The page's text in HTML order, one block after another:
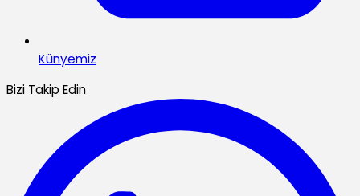
Künyemiz
Bizi Takip Edin